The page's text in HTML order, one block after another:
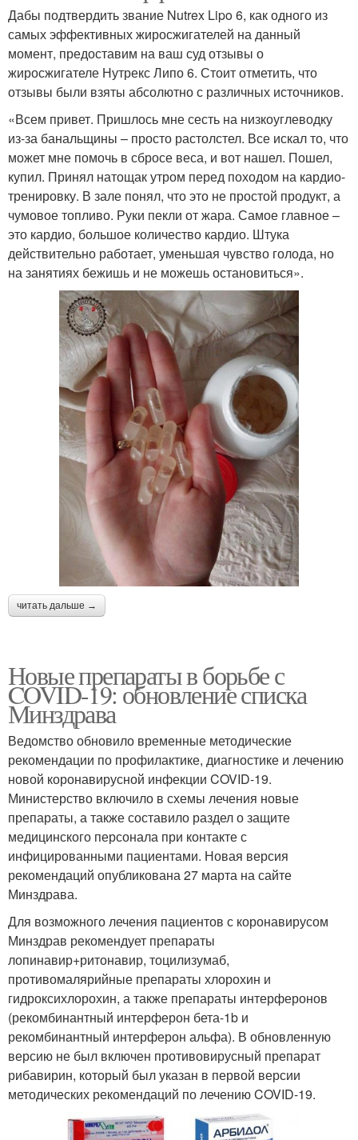
Дабы подтвердить звание Nutrex Lipo 6, как одного из
самых эффективных жиросжигателей на данный
момент, предоставим на ваш суд отзывы о
жиросжигателе Нутрекс Липо 6. Стоит отметить, что
отзывы были взяты абсолютно с различных источников.
«Всем привет. Пришлось мне сесть на низкоуглеводку
из-за банальщины – просто растолстел. Все искал то, что
может мне помочь в сбросе веса, и вот нашел. Пошел,
купил. Принял натощак утром перед походом на кардио-
тренировку. В зале понял, что это не простой продукт, а
чумовое топливо. Руки пекли от жара. Самое главное –
это кардио, большое количество кардио. Штука
действительно работает, уменьшая чувство голода, но
на занятиях бежишь и не можешь остановиться».
читать дальше →
Новые препараты в борьбе с
COVID-19: обновление списка
Минздрава
Ведомство обновило временные методические
рекомендации по профилактике, диагностике и лечению
новой коронавирусной инфекции COVID-19.
Министерство включило в схемы лечения новые
препараты, а также составило раздел о защите
медицинского персонала при контакте с
инфицированными пациентами. Новая версия
рекомендаций опубликована 27 марта на сайте
Минздрава.
Для возможного лечения пациентов с коронавирусом
Минздрав рекомендует препараты
лопинавир+ритонавир, тоцилизумаб,
противомалярийные препараты хлорохин и
гидроксихлорохин, а также препараты интерферонов
(рекомбинантный интерферон бета-1b и
рекомбинантный интерферон альфа). В обновленную
версию не был включен противовирусный препарат
рибавирин, который был указан в первой версии
методических рекомендаций по лечению COVID-19.